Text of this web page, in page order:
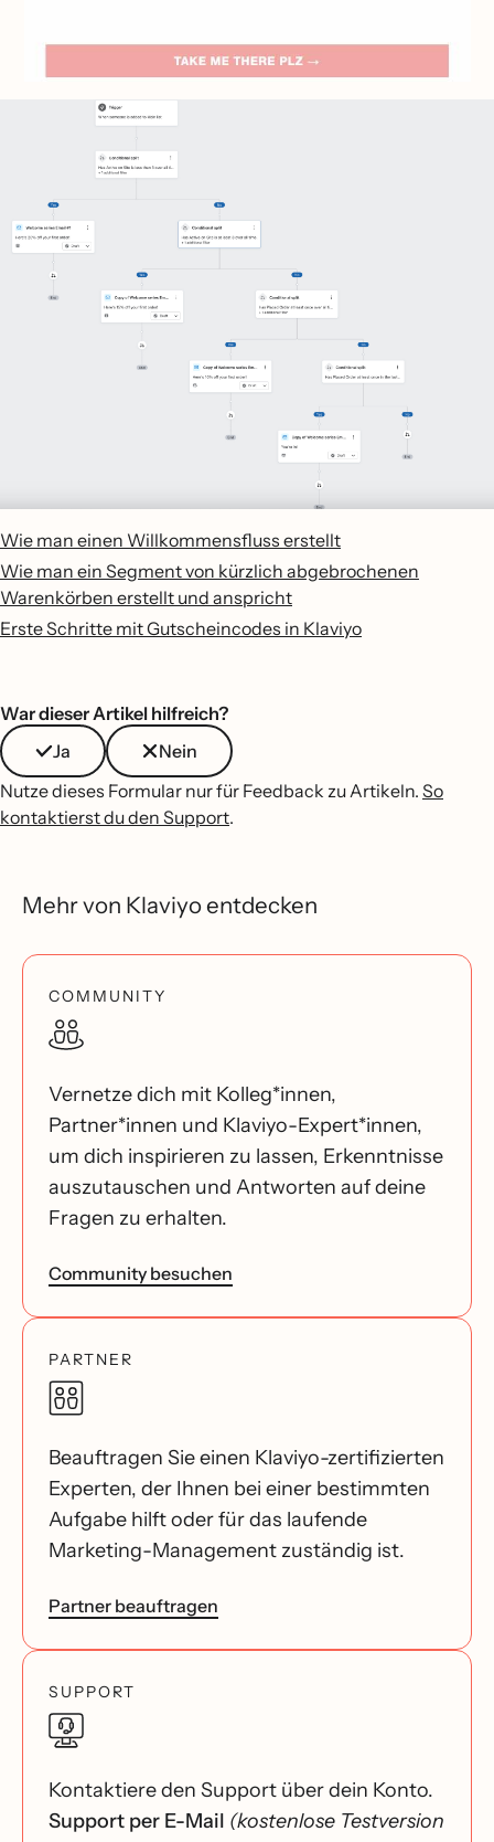
Wie man einen Willkommensfluss erstellt
Wie man ein Segment von kürzlich abgebrochenen
Warenkörben erstellt und anspricht
Erste Schritte mit Gutscheincodes in Klaviyo
War dieser Artikel hilfreich?
Ja
Nein
Nutze dieses Formular nur für Feedback zu Artikeln. So
kontaktierst du den Support.
Mehr von Klaviyo entdecken
COMMUNITY
Vernetze dich mit Kolleg*innen,
Partner*innen und Klaviyo-Expert*innen,
um dich inspirieren zu lassen, Erkenntnisse
auszutauschen und Antworten auf deine
Fragen zu erhalten.
Community besuchen
PARTNER
Beauftragen Sie einen Klaviyo-zertifizierten
Experten, der Ihnen bei einer bestimmten
Aufgabe hilft oder für das laufende
Marketing-Management zuständig ist.
Partner beauftragen
SUPPORT
Kontaktiere den Support über dein Konto.
Support per E-Mail (kostenlose Testversion